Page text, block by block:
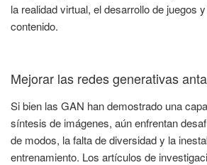
la realidad virtual, el desarrollo de juegos
contenido.
Mejorar las redes generativas
Si bien las GAN han demostrado una
síntesis de imágenes, aún enfrentan
de modos, la falta de diversidad y la
entrenamiento. Los artículos de